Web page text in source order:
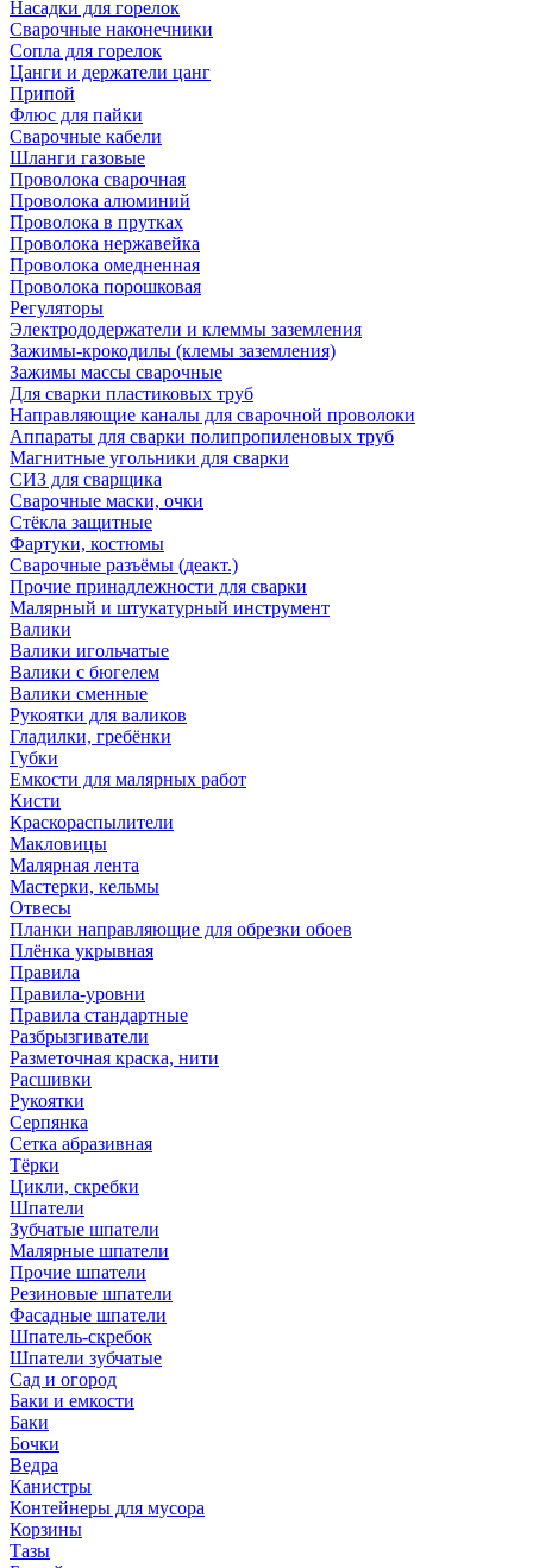
Насадки для горелок
Сварочные наконечники
Сопла для горелок
Цанги и держатели цанг
Припой
Флюс для пайки
Сварочные кабели
Шланги газовые
Проволока сварочная
Проволока алюминий
Проволока в прутках
Проволока нержавейка
Проволока омедненная
Проволока порошковая
Регуляторы
Электрододержатели и клеммы заземления
Зажимы-крокодилы (клемы заземления)
Зажимы массы сварочные
Для сварки пластиковых труб
Направляющие каналы для сварочной проволоки
Аппараты для сварки полипропиленовых труб
Магнитные угольники для сварки
СИЗ для сварщика
Сварочные маски, очки
Стёкла защитные
Фартуки, костюмы
Сварочные разъёмы (деакт.)
Прочие принадлежности для сварки
Малярный и штукатурный инструмент
Валики
Валики игольчатые
Валики с бюгелем
Валики сменные
Рукоятки для валиков
Гладилки, гребёнки
Губки
Емкости для малярных работ
Кисти
Краскораспылители
Макловицы
Малярная лента
Мастерки, кельмы
Отвесы
Планки направляющие для обрезки обоев
Плёнка укрывная
Правила
Правила-уровни
Правила стандартные
Разбрызгиватели
Разметочная краска, нити
Расшивки
Рукоятки
Серпянка
Сетка абразивная
Тёрки
Цикли, скребки
Шпатели
Зубчатые шпатели
Малярные шпатели
Прочие шпатели
Резиновые шпатели
Фасадные шпатели
Шпатель-скребок
Шпатели зубчатые
Сад и огород
Баки и емкости
Баки
Бочки
Ведра
Канистры
Контейнеры для мусора
Корзины
Тазы